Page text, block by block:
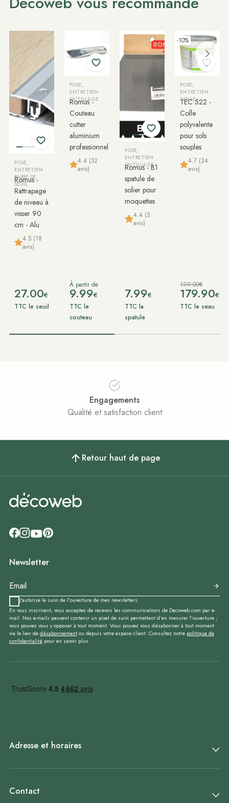
POSE,
ENTRETIEN
BARRE DE
SEUIL
Romus -
Rattrapage
de niveau à
visser 90
cm - Alu
4.5 (18
avis)
27.00€
TTC le seuil
POSE,
ENTRETIEN
OUTILLAGE
Romus -
Couteau
cutter
aluminium
professionnel
4.4 (52
avis)
À partir de
9.99€
TTC le
couteau
POSE,
ENTRETIEN
OUTILLAGE
Romus - B1
spatule de
solier pour
moquettes
4.4 (5
avis)
7.99€
TTC la
spatule
-10%
POSE,
ENTRETIEN
COLLE
TEC 522 -
Colle
polyvalente
pour sols
souples
4.7 (24
avis)
199.00€
179.90€
TTC le seau
Engagements
Qualité et satisfaction client
Retour haut de page
Newsletter
J'autorise le suivi de l'ouverture de mes newsletters.
En vous inscrivant, vous acceptez de recevoir les communications de Decoweb.com par e-
mail. Nos e-mails peuvent contenir un pixel de suivi permettant d’en mesurer l’ouverture ;
vous pouvez vous y opposer à tout moment. Vous pouvez vous désabonner à tout moment
via le lien de désabonnement ou depuis votre espace client. Consultez notre politique de
confidentialité pour en savoir plus.
Adresse et horaires
Contact